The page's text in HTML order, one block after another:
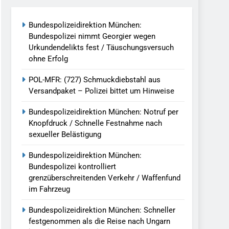
Verkehr / Waffenfund Im
Ungarn Beendet / Bundespolizei Nimmt
Aufgefunden – Tierheim Übernimmt
Ermittlungen Der Finanzkontrolle
Vereinigung Geht Ins Netz –
In Saarbrücken
/ Bundespolizei Ermittelt Wegen
Bundespolizeidirektion München:
Bundespolizei nimmt Georgier wegen
Urkundendelikts fest / Täuschungsversuch
ohne Erfolg
POL-MFR: (727) Schmuckdiebstahl aus
Versandpaket – Polizei bittet um Hinweise
Bundespolizeidirektion München: Notruf per
Knopfdruck / Schnelle Festnahme nach
sexueller Belästigung
Bundespolizeidirektion München:
Bundespolizei kontrolliert
grenzüberschreitenden Verkehr / Waffenfund
im Fahrzeug
Bundespolizeidirektion München: Schneller
festgenommen als die Reise nach Ungarn